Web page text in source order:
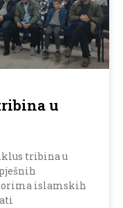
u
tribina u
islamskih